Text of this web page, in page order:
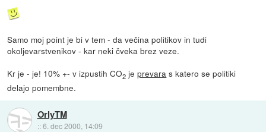
Samo moj point je bi v tem - da večina politikov in tudi
okoljevarstvenikov - kar neki čveka brez veze.
Kr je - je! 10% +- v izpustih CO2 jeprevara s katero se politiki
delajo pomembne.
OrlyTM
::6. dec 2000, 14:09